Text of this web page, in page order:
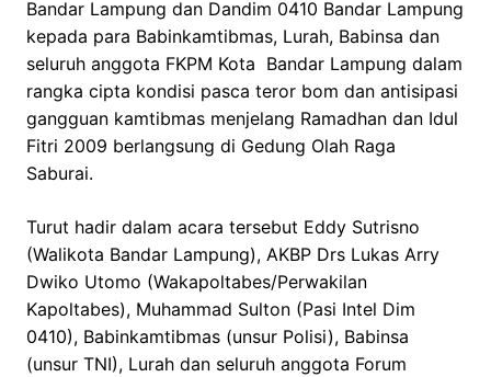
Bandar Lampung dan Dandim 0410 Bandar Lampung
kepada para Babinkamtibmas, Lurah, Babinsa dan
seluruh anggota FKPM Kota Bandar Lampung dalam
rangka cipta kondisi pasca teror bom dan antisipasi
gangguan kamtibmas menjelang Ramadhan dan Idul
Fitri 2009 berlangsung di Gedung Olah Raga
Saburai.
Turut hadir dalam acara tersebut Eddy Sutrisno
(Walikota Bandar Lampung), AKBP Drs Lukas Arry
Dwiko Utomo (Wakapoltabes/Perwakilan
Kapoltabes), Muhammad Sulton (Pasi Intel Dim
0410), Babinkamtibmas (unsur Polisi), Babinsa
(unsur TNI), Lurah dan seluruh anggota Forum